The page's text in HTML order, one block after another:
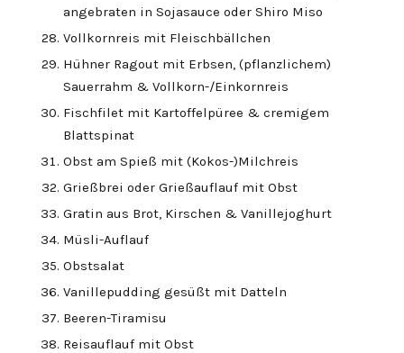
angebraten in Sojasauce oder Shiro Miso
Vollkornreis mit Fleischbällchen
Hühner Ragout mit Erbsen, (pflanzlichem)
Sauerrahm & Vollkorn-/Einkornreis
Fischfilet mit Kartoffelpüree & cremigem
Blattspinat
Obst am Spieß mit (Kokos-)Milchreis
Grießbrei oder Grießauflauf mit Obst
Gratin aus Brot, Kirschen & Vanillejoghurt
Müsli-Auflauf
Obstsalat
Vanillepudding gesüßt mit Datteln
Beeren-Tiramisu
Reisauflauf mit Obst